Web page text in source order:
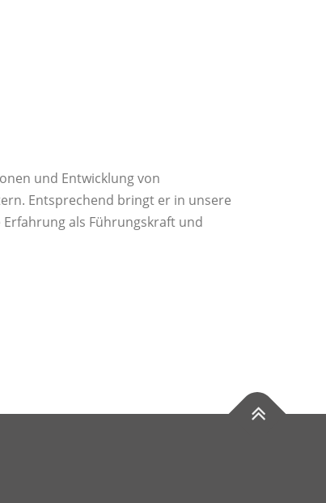
und Entwicklung von
Entsprechend bringt er in unsere
als Führungskraft und